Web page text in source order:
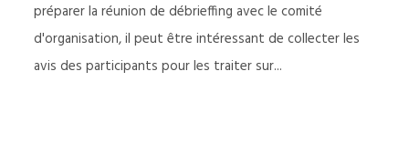
préparer la réunion de débrieffing avec le comité
d'organisation, il peut être intéressant de collecter les
avis des participants pour les traiter sur...